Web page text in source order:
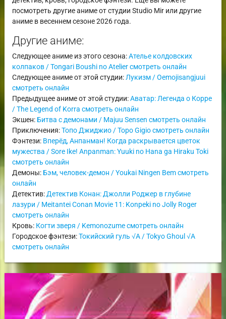
посмотреть другие аниме от студии Studio Mir или другие
аниме в весеннем сезоне 2026 года.
Другие аниме:
Следующее аниме из этого сезона:Ателье колдовских
колпаков / Tongari Boushi no Atelier смотреть онлайн
Следующее аниме от этой студии: Лукизм / Oemojisangjuui
смотреть онлайн
Предыдущее аниме от этой студии:Аватар: Легенда о Корре
/ The Legend of Korra смотреть онлайн
Экшен: Битва с демонами / Majuu Sensen смотреть онлайн
Приключения:Топо Джиджио / Topo Gigio смотреть онлайн
Фэнтези: Вперёд, Анпанман! Когда раскрывается цветок
мужества / Sore Ike! Anpanman: Yuuki no Hana ga Hiraku Toki
смотреть онлайн
Демоны: Бэм, человек-демон / Youkai Ningen Bem смотреть
онлайн
Детектив: Детектив Конан: Джолли Роджер в глубине
лазури / Meitantei Conan Movie 11: Konpeki no Jolly Roger
смотреть онлайн
Кровь: Когти зверя / Kemonozume смотреть онлайн
Городское фэнтези:Токийский гуль √A / Tokyo Ghoul √A
смотреть онлайн